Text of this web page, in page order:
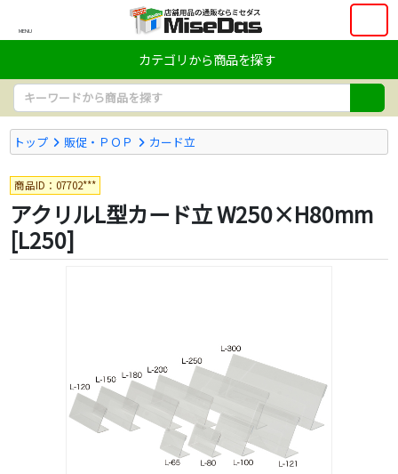
MENU
カテゴリから商品を探す
トップ 販促・ＰＯＰ カード立
商品ID：07702***
アクリルL型カード立 W250×H80mm
[L250]